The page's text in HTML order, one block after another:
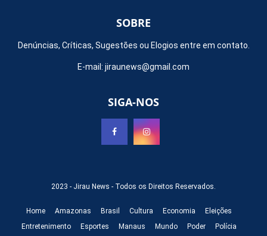
SOBRE
Denúncias, Críticas, Sugestões ou Elogios entre em contato.
E-mail: jiraunews@gmail.com
SIGA-NOS
2023 - Jirau News - Todos os Direitos Reservados.
Home Amazonas Brasil Cultura Economia
Eleições
Entretenimento
Esportes Manaus Mundo Poder Polícia